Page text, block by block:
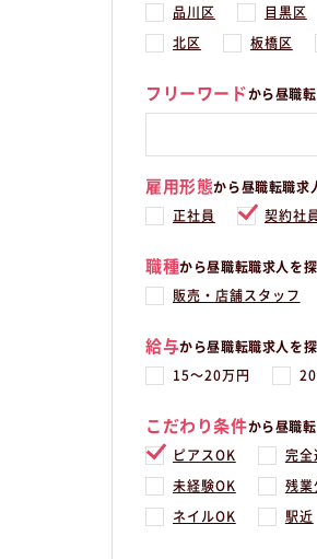
品川区 目黒区
北区 板橋区
フリーワードから昼職
雇用形態から昼職転職求
正社員 契約社
職種から昼職転職求人を
販売・店舗スタッフ
給与から昼職転職求人を
15〜20万円
こだわり条件から昼職
ピアスOK 完全
未経験OK 残業
ネイルOK 駅近